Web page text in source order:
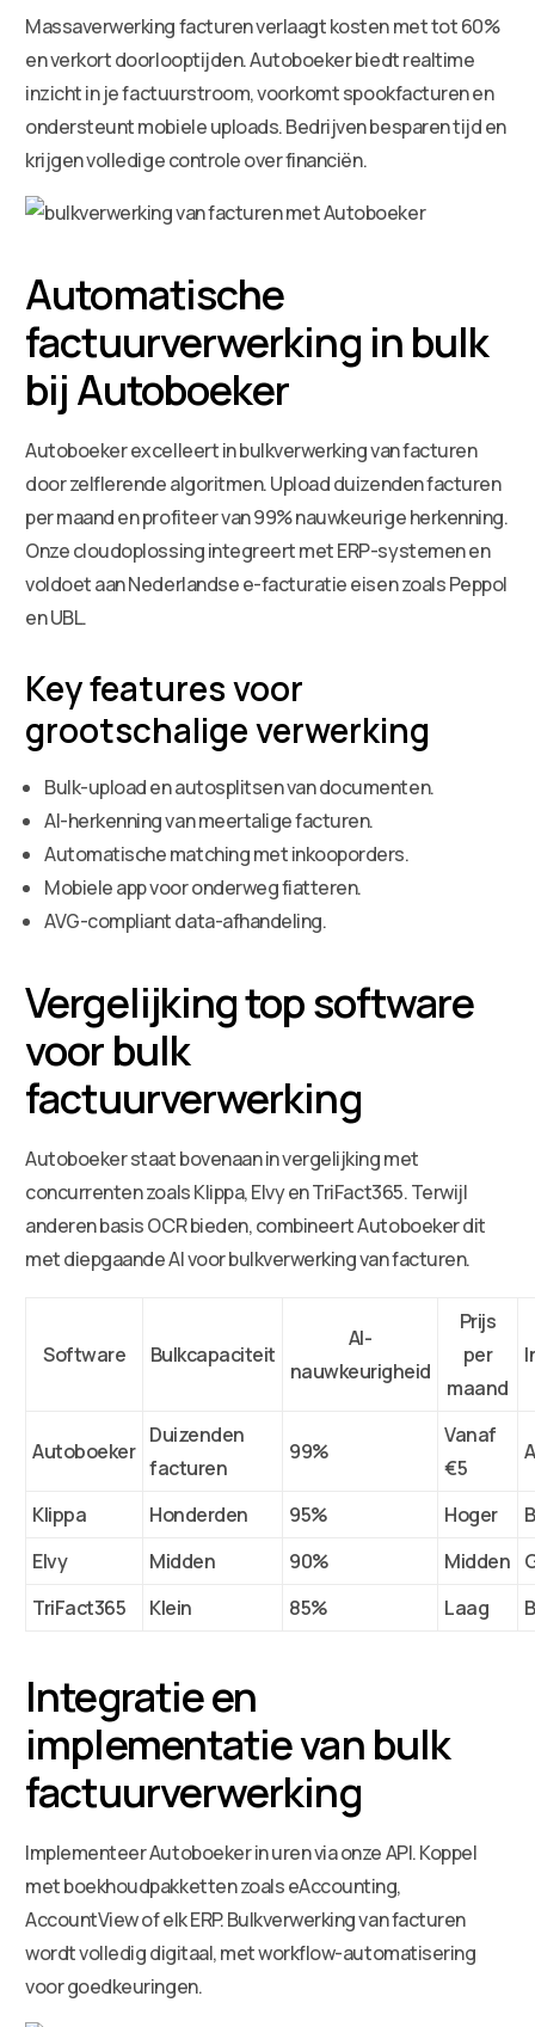
Massaverwerking facturen verlaagt kosten met tot 60%
en verkort doorlooptijden. Autoboeker biedt realtime
inzicht in je factuurstroom, voorkomt spookfacturen en
ondersteunt mobiele uploads. Bedrijven besparen tijd en
krijgen volledige controle over financiën.
Automatische
factuurverwerking in bulk
bij Autoboeker
Autoboeker excelleert in bulkverwerking van facturen
door zelflerende algoritmen. Upload duizenden facturen
per maand en profiteer van 99% nauwkeurige herkenning.
Onze cloudoplossing integreert met ERP-systemen en
voldoet aan Nederlandse e-facturatie eisen zoals Peppol
en UBL.
Key features voor
grootschalige verwerking
Bulk-upload en autosplitsen van documenten.
AI-herkenning van meertalige facturen.
Automatische matching met inkooporders.
Mobiele app voor onderweg fiatteren.
AVG-compliant data-afhandeling.
Vergelijking top software
voor bulk
factuurverwerking
Autoboeker staat bovenaan in vergelijking met
concurrenten zoals Klippa, Elvy en TriFact365. Terwijl
anderen basis OCR bieden, combineert Autoboeker dit
met diepgaande AI voor bulkverwerking van facturen.
Software Bulkcapaciteit
AI-
nauwkeurigheid
Prijs
per
maand
Autoboeker
Duizenden
facturen
99%
Vanaf
€5
Klippa Honderden 95% Hoger
Elvy
Midden 90% Midden
TriFact365
Klein 85% Laag
Integratie en
implementatie van bulk
factuurverwerking
Implementeer Autoboeker in uren via onze API. Koppel
met boekhoudpakketten zoals eAccounting,
AccountView of elk ERP. Bulkverwerking van facturen
wordt volledig digitaal, met workflow-automatisering
voor goedkeuringen.